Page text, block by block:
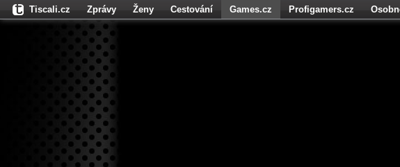
Tiscali.cz Zprávy Ženy Cestování Games.cz Profigamers.cz
Fights.cz